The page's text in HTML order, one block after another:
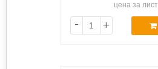
цена за лист
- +